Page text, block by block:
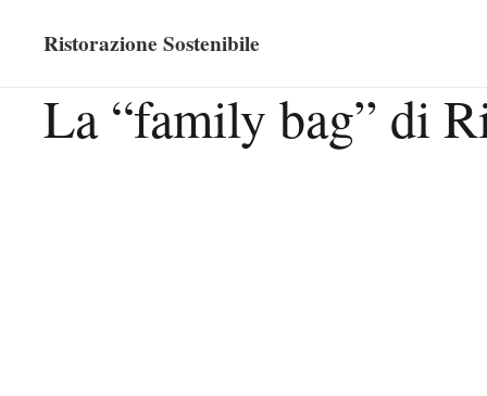
Ristorazione Sostenibile
La “family bag” di